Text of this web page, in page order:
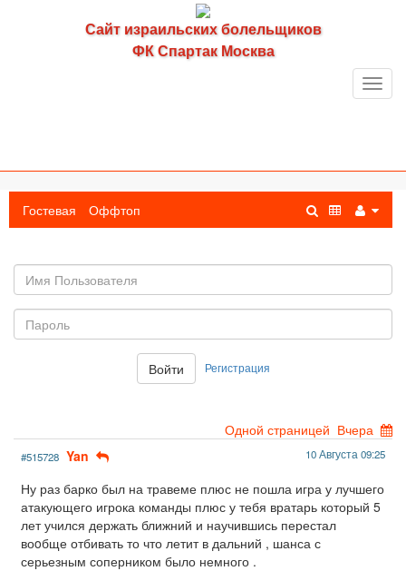
Сайт израильских болельщиков
ФК Спартак Москва
Гостевая Оффтоп
пользователя
Войти Регистрация
Одной страницей Вчера
#515728 Yan 10 Августа 09:25
Ну раз барко был на травеме плюс не пошла игра у лучшего
атакующего игрока команды плюс у тебя вратарь который 5
лет учился держать ближний и научившись перестал
воoбще отбивать то что летит в дальний , шанса с
серьезным соперником было немного .